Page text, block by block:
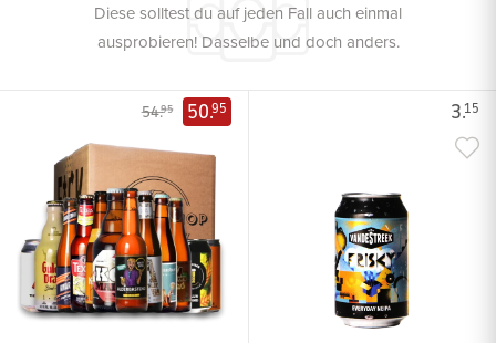
Diese solltest du auf jeden Fall auch einmal
ausprobieren! Dasselbe und doch anders.
54.95 50.95 3.15